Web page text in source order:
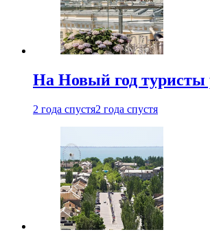
На Новый год туристы
2 года спустя2 года спустя